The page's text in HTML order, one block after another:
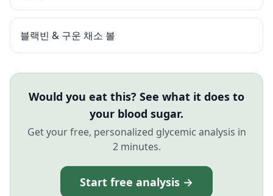
블랙빈 & 구운 채소 볼
Would you eat this? See what it does to
your blood sugar.
Get your free, personalized glycemic analysis in
2 minutes.
Start free analysis →